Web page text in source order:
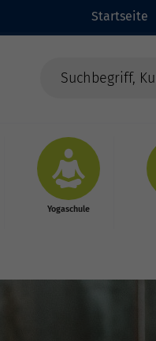
Startseite
Yogaschule